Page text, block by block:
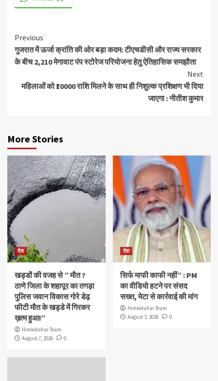
Continue
Reading
Previous
गुजरात में ऊर्जा क्रांति की ओर बड़ा कदम: टीएचडीसी और राज्य सरकार
के बीच 2,210 मेगावाट पंप स्टोरेज परियोजना हेतु ऐतिहासिक समझौता
Next
महिलाओं को ₹10000 राशि मिलने के साथ ही निशुल्क प्रशिक्षण भी दिया
जाएगा : नीतीश कुमार
More Stories
देश
खड्डों की वजह से ” मौत ?
ठाणे जिला के शहापूर का तगड़ा
पुलिस जवान विकास गोरे डेढ़
फीटी मौत के खड्डे में गिरकर
ख़त्म हुआ!”
Himkelahar Team
August 7, 2026
0
देश
सिर्फ माफी काफी नहीं” : PM
का वीडियो हटने पर संसद
सख्त, मेटा से कार्रवाई की मांग
Himkelahar Team
August 3, 2026
0